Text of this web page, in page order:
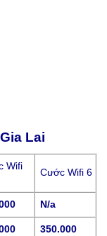
Lai
Wifi
Cước Wifi 6
N/a
350.000